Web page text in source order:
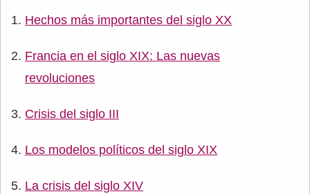
Hechos más importantes del siglo XX
Francia en el siglo XIX: Las nuevas
revoluciones
Crisis del siglo III
Los modelos políticos del siglo XIX
La crisis del siglo XIV